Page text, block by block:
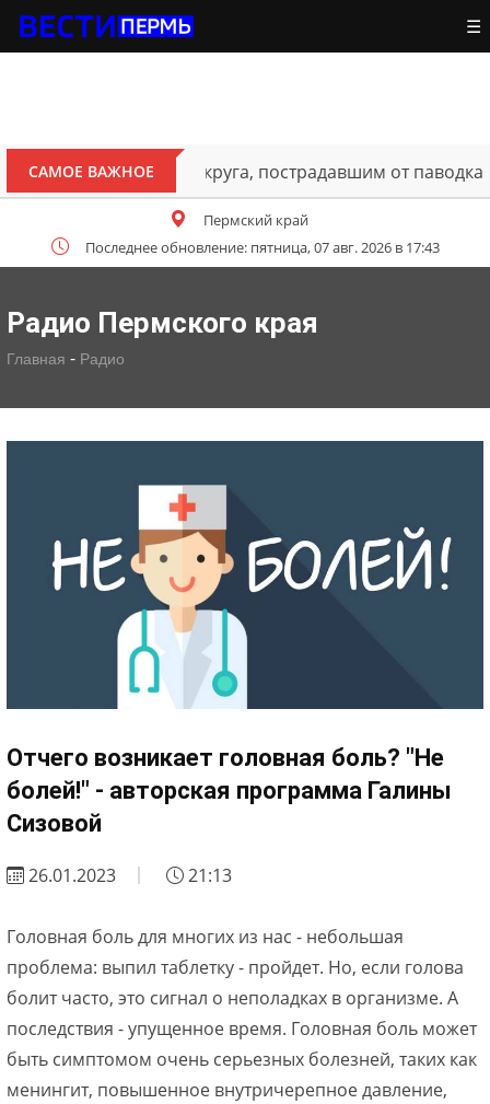
☰
САМОЕ ВАЖНОЕ
Октябрьского округа, пострадавшим от паводка
Пермский край
Последнее обновление: пятница, 07 авг. 2026 в 17:43
Радио Пермского края
Главная - Радио
Отчего возникает головная боль? "Не
болей!" - авторская программа Галины
Сизовой
26.01.2023 21:13
Головная боль для многих из нас - небольшая
проблема: выпил таблетку - пройдет. Но, если голова
болит часто, это сигнал о неполадках в организме. А
последствия - упущенное время. Головная боль может
быть симптомом очень серьезных болезней, таких как
менингит, повышенное внутричерепное давление,